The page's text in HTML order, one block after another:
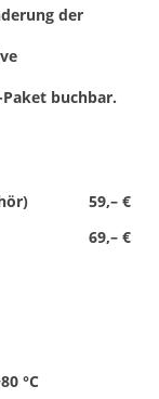
der
buchbar.
59,– €
69,– €
°C